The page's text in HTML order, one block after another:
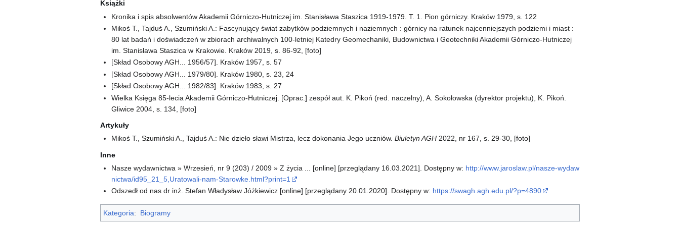
Książki
Kronika i spis absolwentów Akademii Górniczo-Hutniczej im. Stanisława Staszica 1919-1979. T. 1. Pion górniczy. Kraków 1979, s. 122
Mikoś T., Tajduś A., Szumiński A.: Fascynujący świat zabytków podziemnych i naziemnych : górnicy na ratunek najcenniejszych podziemi i miast :
80 lat badań i doświadczeń w zbiorach archiwalnych 100-letniej Katedry Geomechaniki, Budownictwa i Geotechniki Akademii Górniczo-Hutniczej
im. Stanisława Staszica w Krakowie. Kraków 2019, s. 86-92, [foto]
[Skład Osobowy AGH... 1956/57]. Kraków 1957, s. 57
[Skład Osobowy AGH... 1979/80]. Kraków 1980, s. 23, 24
[Skład Osobowy AGH... 1982/83]. Kraków 1983, s. 27
Wielka Księga 85-lecia Akademii Górniczo-Hutniczej. [Oprac.] zespół aut. K. Pikoń (red. naczelny), A. Sokołowska (dyrektor projektu), K. Pikoń.
Gliwice 2004, s. 134, [foto]
Artykuły
Mikoś T., Szumiński A., Tajduś A.: Nie dzieło sławi Mistrza, lecz dokonania Jego uczniów.Biuletyn AGH 2022, nr 167, s. 29-30, [foto]
Inne
Nasze wydawnictwa » Wrzesień, nr 9 (203) / 2009 » Z życia ... [online] [przeglądany 16.03.2021]. Dostępny w: http://www.jaroslaw.pl/nasze-wydaw
nictwa/id95_21_5,Uratowali-nam-Starowke.html?print=1
Odszedł od nas dr inż. Stefan Władysław Jóżkiewicz [online] [przeglądany 20.01.2020]. Dostępny w: https://swagh.agh.edu.pl/?p=4890
Kategoria: Biogramy